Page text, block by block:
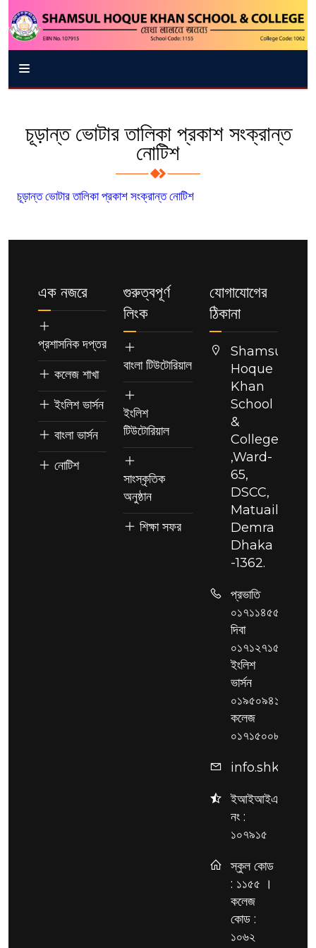
চূড়ান্ত ভোটার তালিকা প্রকাশ সংক্রান্ত
নোটিশ
চূড়ান্ত ভোটার তালিকা প্রকাশ সংক্রান্ত নোটিশ
এক নজরে
প্রশাসনিক দপ্তর
কলেজ শাখা
ইংলিশ ভার্সন
বাংলা ভার্সন
নোটিশ
গুরুত্বপূর্ণ
লিংক
বাংলা টিউটোরিয়াল
ইংলিশ
টিউটোরিয়াল
সাংস্কৃতিক
অনুষ্ঠান
শিক্ষা সফর
যোগাযোগের
ঠিকানা
Shamsul
Hoque
Khan
School
&
College
,Ward-
65,
DSCC,
Matuail,
Demra
Dhaka
-1362.
প্রভাতি
০১৭১১৪৫৫২৮৬,
দিবা
০১৭১২৭১৫৩২৫,
ইংলিশ
ভার্সন
০১৯৫০৯৪১৯২৯,
কলেজ
০১৭১৫০০৮৫১৭
ইআইআইএন
নং :
১০৭৯১৫
স্কুল কোড
: ১১৫৫ ।
কলেজ
কোড :
১০৬২